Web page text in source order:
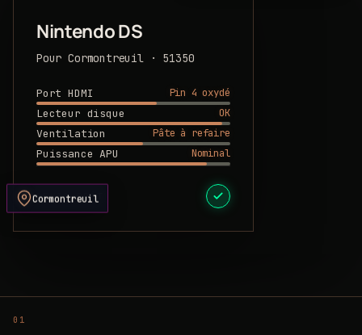
Nintendo DS
Pour Cormontreuil · 51350
Port HDMI
Pin 4 oxydé
Lecteur disque
OK
Ventilation
Pâte à refaire
Puissance APU
Nominal
DEVIS PRÊT
Cormontreuil